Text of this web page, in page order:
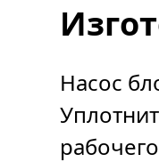
Насос